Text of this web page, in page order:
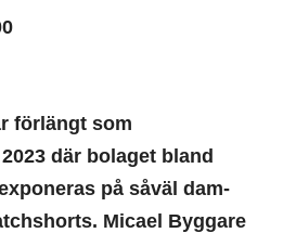
förlängt som
där bolaget bland
på såväl dam-
Micael Byggare